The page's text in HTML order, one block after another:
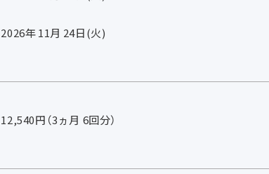
2026年11月 24日(火)
12,540円（3ヵ月 6回分）